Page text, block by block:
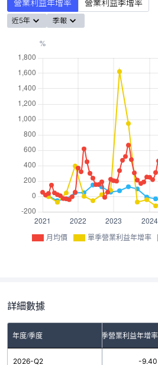
營業利益年增率 營業利益季增率
近5年 季報
月均價 單季營業利益年增率
詳細數據
年度/季度 單季營業利益年增率
2026-Q2 -9.40